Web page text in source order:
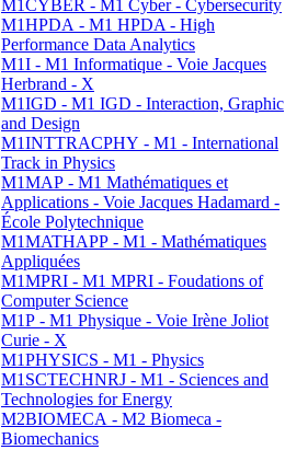
M1CYBER - M1 Cyber - Cybersecurity
M1HPDA - M1 HPDA - High
Performance Data Analytics
M1I - M1 Informatique - Voie Jacques
Herbrand - X
M1IGD - M1 IGD - Interaction, Graphic
and Design
M1INTTRACPHY - M1 - International
Track in Physics
M1MAP - M1 Mathématiques et
Applications - Voie Jacques Hadamard -
École Polytechnique
M1MATHAPP - M1 - Mathématiques
Appliquées
M1MPRI - M1 MPRI - Foudations of
Computer Science
M1P - M1 Physique - Voie Irène Joliot
Curie - X
M1PHYSICS - M1 - Physics
M1SCTECHNRJ - M1 - Sciences and
Technologies for Energy
M2BIOMECA - M2 Biomeca -
Biomechanics